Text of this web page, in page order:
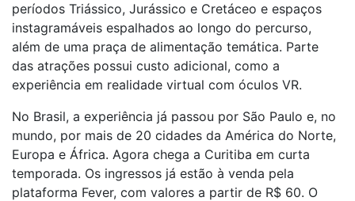
períodos Triássico, Jurássico e Cretáceo e espaços
instagramáveis espalhados ao longo do percurso,
além de uma praça de alimentação temática. Parte
das atrações possui custo adicional, como a
experiência em realidade virtual com óculos VR.
No Brasil, a experiência já passou por São Paulo e, no
mundo, por mais de 20 cidades da América do Norte,
Europa e África. Agora chega a Curitiba em curta
temporada. Os ingressos já estão à venda pela
plataforma Fever, com valores a partir de R$ 60. O